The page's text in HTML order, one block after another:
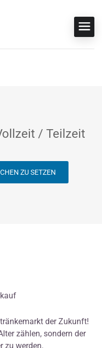
/ Teilzeit
ZU SETZEN
der Zukunft!
zählen, sondern der
zu werden.